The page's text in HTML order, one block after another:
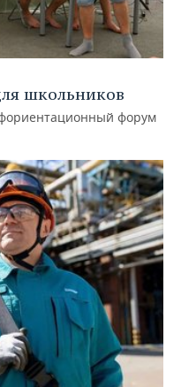
школьников
форум